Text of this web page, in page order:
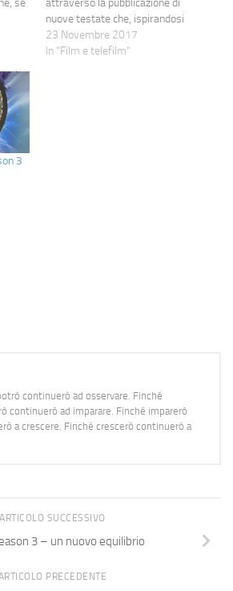
nuove testate che, ispirandosi
nelle intenzioni ai manga,
portassero una ventata d'aria
23 Novembre 2017
In "Film e telefilm"
3
continuerò ad osservare. Finché
continuerò ad imparare. Finché imparerò
a crescere. Finché crescerò continuerò a
ARTICOLO SUCCESSIVO
3 – un nuovo equilibrio
PRECEDENTE